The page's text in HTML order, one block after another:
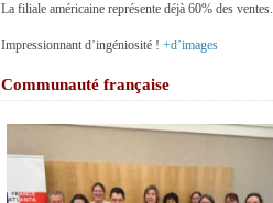
La filiale américaine représente déjà 60% des ventes.
Impressionnant d’ingéniosité ! +d’images
Communauté française